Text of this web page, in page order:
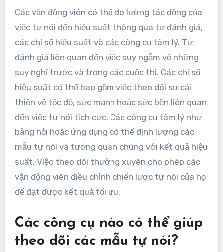
Các vận động viên có thể đo lường tác động của
việc tự nói đến hiệu suất thông qua tự đánh giá,
các chỉ số hiệu suất và các công cụ tâm lý. Tự
đánh giá liên quan đến việc suy ngẫm về những
suy nghĩ trước và trong các cuộc thi. Các chỉ số
hiệu suất có thể bao gồm việc theo dõi sự cải
thiện về tốc độ, sức mạnh hoặc sức bền liên quan
đến việc tự nói tích cực. Các công cụ tâm lý như
bảng hỏi hoặc ứng dụng có thể định lượng các
mẫu tự nói và tương quan chúng với kết quả hiệu
suất. Việc theo dõi thường xuyên cho phép các
vận động viên điều chỉnh chiến lược tự nói của họ
để đạt được kết quả tối ưu.
Các công cụ nào có thể giúp
theo dõi các mẫu tự nói?